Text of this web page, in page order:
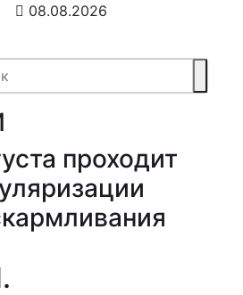
08.08.2026
проходит
.